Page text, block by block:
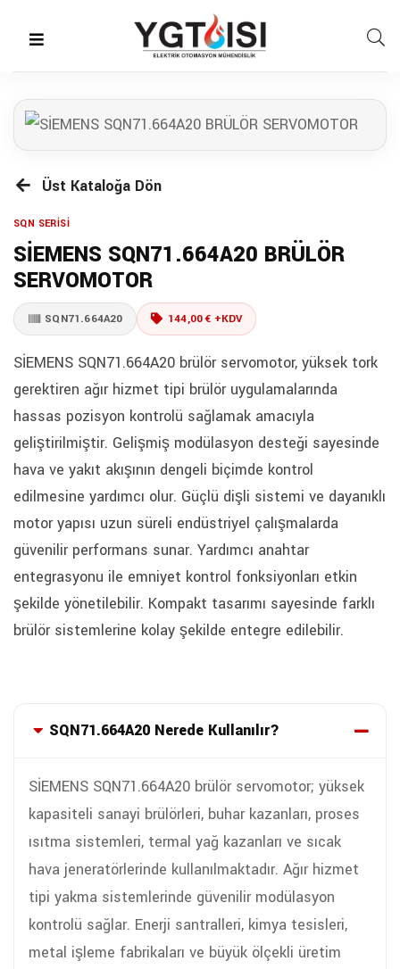
Üst Kataloğa Dön
SQN SERİSİ
SİEMENS SQN71.664A20 BRÜLÖR
SERVOMOTOR
SQN71.664A20 144,00 € +KDV
SİEMENS SQN71.664A20 brülör servomotor, yüksek tork
gerektiren ağır hizmet tipi brülör uygulamalarında
hassas pozisyon kontrolü sağlamak amacıyla
geliştirilmiştir. Gelişmiş modülasyon desteği sayesinde
hava ve yakıt akışının dengeli biçimde kontrol
edilmesine yardımcı olur. Güçlü dişli sistemi ve dayanıklı
motor yapısı uzun süreli endüstriyel çalışmalarda
güvenilir performans sunar. Yardımcı anahtar
entegrasyonu ile emniyet kontrol fonksiyonları etkin
şekilde yönetilebilir. Kompakt tasarımı sayesinde farklı
brülör sistemlerine kolay şekilde entegre edilebilir.
SQN71.664A20 Nerede Kullanılır?
SİEMENS SQN71.664A20 brülör servomotor; yüksek
kapasiteli sanayi brülörleri, buhar kazanları, proses
ısıtma sistemleri, termal yağ kazanları ve sıcak
hava jeneratörlerinde kullanılmaktadır. Ağır hizmet
tipi yakma sistemlerinde güvenilir modülasyon
kontrolü sağlar. Enerji santralleri, kimya tesisleri,
metal işleme fabrikaları ve büyük ölçekli üretim